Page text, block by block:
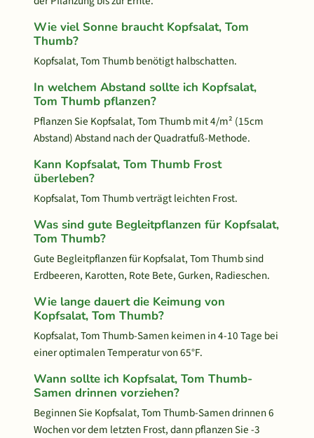
Wie viel Sonne braucht Kopfsalat, Tom
Thumb?
Kopfsalat, Tom Thumb benötigt halbschatten.
In welchem Abstand sollte ich Kopfsalat,
Tom Thumb pflanzen?
Pflanzen Sie Kopfsalat, Tom Thumb mit 4/m² (15cm
Abstand) Abstand nach der Quadratfuß-Methode.
Kann Kopfsalat, Tom Thumb Frost
überleben?
Kopfsalat, Tom Thumb verträgt leichten Frost.
Was sind gute Begleitpflanzen für Kopfsalat,
Tom Thumb?
Gute Begleitpflanzen für Kopfsalat, Tom Thumb sind
Erdbeeren, Karotten, Rote Bete, Gurken, Radieschen.
Wie lange dauert die Keimung von
Kopfsalat, Tom Thumb?
Kopfsalat, Tom Thumb-Samen keimen in 4-10 Tage bei
einer optimalen Temperatur von 65°F.
Wann sollte ich Kopfsalat, Tom Thumb-
Samen drinnen vorziehen?
Beginnen Sie Kopfsalat, Tom Thumb-Samen drinnen 6
Wochen vor dem letzten Frost, dann pflanzen Sie -3